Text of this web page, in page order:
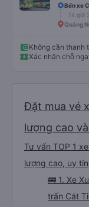
Bến xe
14 giờ
Quảng
Không cần thanh
Xác nhận chỗ
Đặt mua vé
lượng cao
Tư vấn TOP 1
lượng cao, uy
🚌 1. Xe
trấn Cát